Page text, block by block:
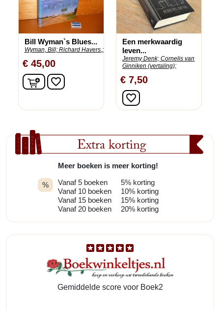
Extra korting
%
Meer boeken is meer korting!
Vanaf 5 boeken
Vanaf 10 boeken
Vanaf 15 boeken
Vanaf 20 boeken
5% korting
10% korting
15% korting
20% korting
Gemiddelde score voor Boek2
Bill Wyman`s Blues...
Wyman, Bill; Richard Havers.;
€ 45,00
In winkelwagen
favorite_border
Een merkwaardig
leven...
Jeremy Denk; Cornelis van
Ginniken (vertaling);
€ 7,50
favorite_border